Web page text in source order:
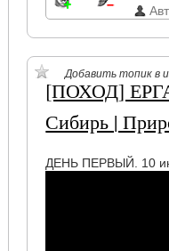
Добавить топик в
[ПОХОД]
Сибирь |
ДЕНЬ ПЕРВЫЙ. 10